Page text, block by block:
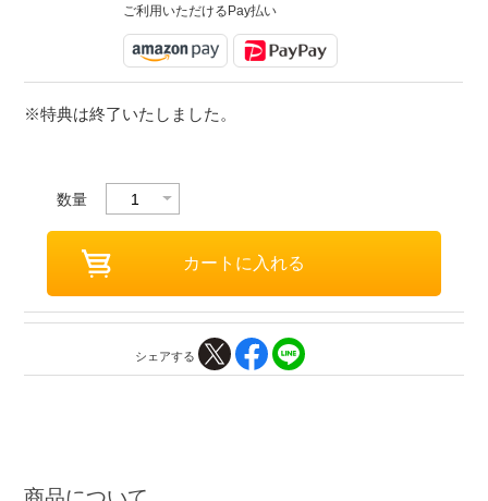
ご利用いただけるPay払い
※特典は終了いたしました。
数量
シェアする